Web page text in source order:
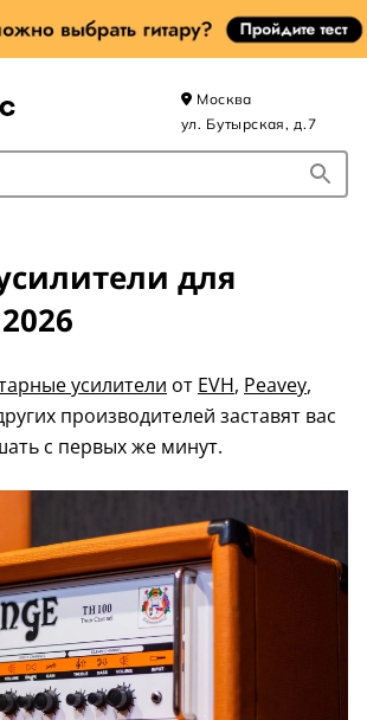
Москва
ул. Бутырская, д.7
для
усилители от EVH, Peavey,
производителей заставят вас
с первых же минут.